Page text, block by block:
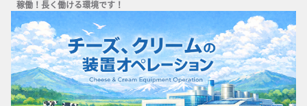
稼働！長く働ける環境です！